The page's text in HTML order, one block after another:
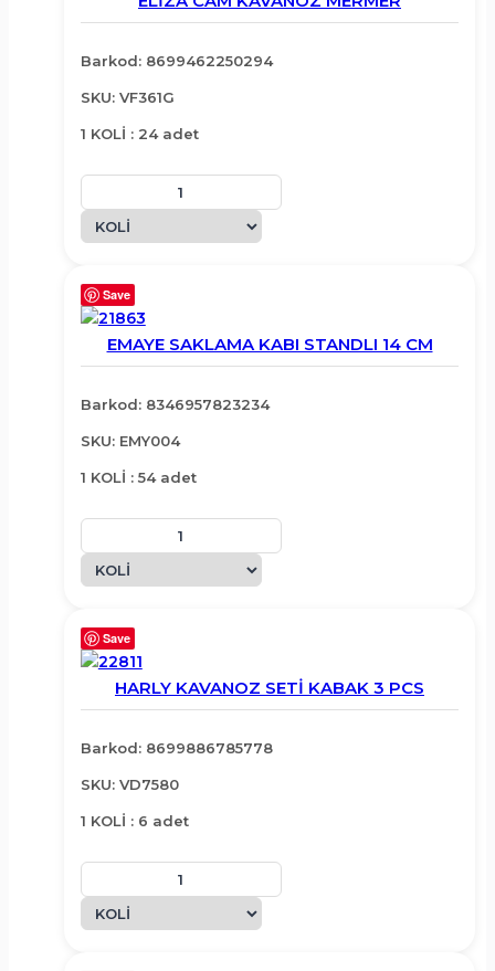
Barkod: 8699462250294
SKU: VF361G
1 KOLİ : 24 adet
Save
EMAYE SAKLAMA KABI STANDLI 14 CM
Barkod: 8346957823234
SKU: EMY004
1 KOLİ : 54 adet
Save
HARLY KAVANOZ SETİ KABAK 3 PCS
Barkod: 8699886785778
SKU: VD7580
1 KOLİ : 6 adet